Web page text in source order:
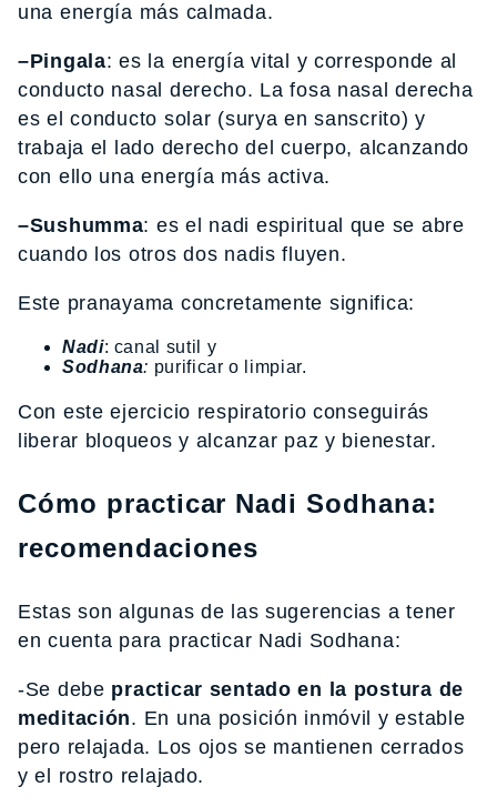
una energía más calmada.
–Pingala: es la energía vital y corresponde al
conducto nasal derecho. La fosa nasal derecha
es el conducto solar (surya en sanscrito) y
trabaja el lado derecho del cuerpo, alcanzando
con ello una energía más activa.
–Sushumma: es el nadi espiritual que se abre
cuando los otros dos nadis fluyen.
Este pranayama concretamente significa:
Nadi: canal sutil y
Sodhana: purificar o limpiar.
Con este ejercicio respiratorio conseguirás
liberar bloqueos y alcanzar paz y bienestar.
Cómo practicar Nadi Sodhana:
recomendaciones
Estas son algunas de las sugerencias a tener
en cuenta para practicar Nadi Sodhana:
-Se debe practicar sentado en la postura de
meditación. En una posición inmóvil y estable
pero relajada. Los ojos se mantienen cerrados
y el rostro relajado.